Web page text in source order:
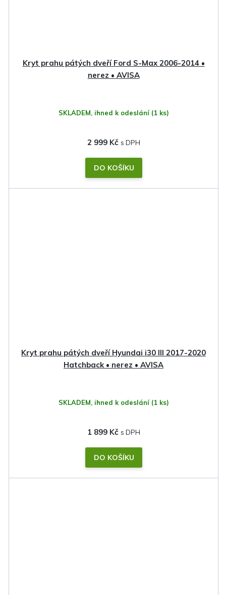
Kryt prahu pátých dveří Ford S-Max 2006-2014 •
nerez • AVISA
SKLADEM, ihned k odeslání (1 ks)
2 999 Kč
DO KOŠÍKU
Kryt prahu pátých dveří Hyundai i30 III 2017-2020
Hatchback • nerez • AVISA
SKLADEM, ihned k odeslání (1 ks)
1 899 Kč
DO KOŠÍKU